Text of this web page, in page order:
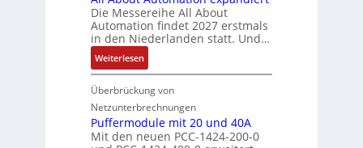
ä
g
t
d
u
r
o
r
s
t
a
d
d
e
s
e
b
e
s
t
ä
t
i
g
k
e
t
i
n
e
i
S
t
r
u
k
u
r
s
2
0
3
6
f
e
h
l
Die Messereihe All About
Automation findet 2027 erstmals
in den Niederlanden statt. Und…
Weiterlesen:
A
l
l
A
b
Überbrückung von
Netzunterbrechnungen
Puffermodule mit 20 und 40A
Mit den neuen PCC-1424-200-0